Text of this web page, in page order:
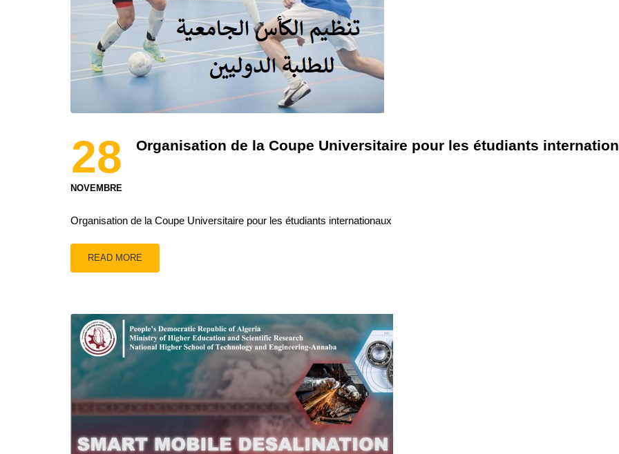
28
NOVEMBRE
Organisation de la Coupe Universitaire pour les étudiants
Organisation de la Coupe Universitaire pour les étudiants internationaux
READ MORE